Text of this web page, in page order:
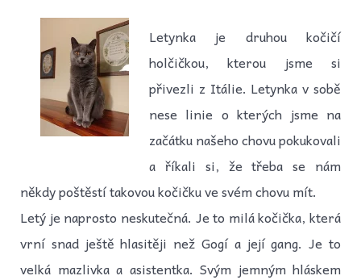
Letynka je druhou kočičí
holčičkou, kterou jsme si
přivezli z Itálie. Letynka v sobě
nese linie o kterých jsme na
začátku našeho chovu pokukovali
a říkali si, že třeba se nám
někdy poštěstí takovou kočičku ve svém chovu mít.
Letý je naprosto neskutečná. Je to milá kočička, která
vrní snad ještě hlasitěji než Gogí a její gang. Je to
velká mazlivka a asistentka. Svým jemným hláskem